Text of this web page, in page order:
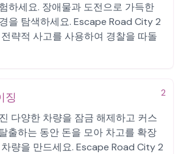
하세요. 장애물과 도전으로 가득한
을 탐색하세요. Escape Road City 2
략적 사고를 사용하여 경찰을 따돌
2
징
다양한 차량을 잠금 해제하고 커스
출하는 동안 돈을 모아 차고를 확장
량을 만드세요. Escape Road City 2